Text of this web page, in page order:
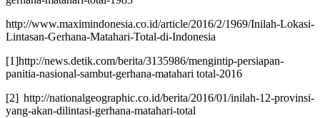
http://www.maximindonesia.co.id/article/2016/2/1969/Inilah-Lokasi-
Lintasan-Gerhana-Matahari-Total-di-Indonesia
[1]http://news.detik.com/berita/3135986/mengintip-persiapan-
panitia-nasional-sambut-gerhana-matahari total-2016
[2] http://nationalgeographic.co.id/berita/2016/01/inilah-12-provinsi-
yang-akan-dilintasi-gerhana-matahari-total